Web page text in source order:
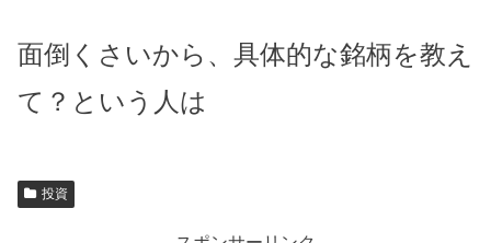
面倒くさいから、具体的な銘柄を教え
て？という人は
投資